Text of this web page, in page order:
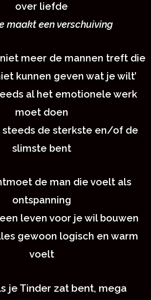
over liefde
maakt een verschuiving
meer de mannen treft die
kunnen geven wat je wilt’
al het emotionele werk
moet doen
steeds de sterkste en/of de
slimste bent
de man die voelt als
ontspanning
leven voor je wil bouwen
gewoon logisch en warm
voelt
je Tinder zat bent, mega